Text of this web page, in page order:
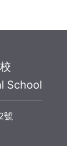
School
號